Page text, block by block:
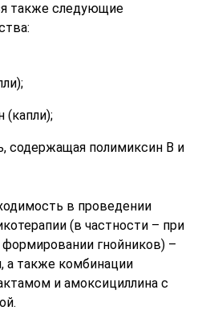
также следующие
(капли);
содержащая полимиксин В и
в проведении
(в частности – при
формировании гнойников) –
а также комбинации
и амоксициллина с